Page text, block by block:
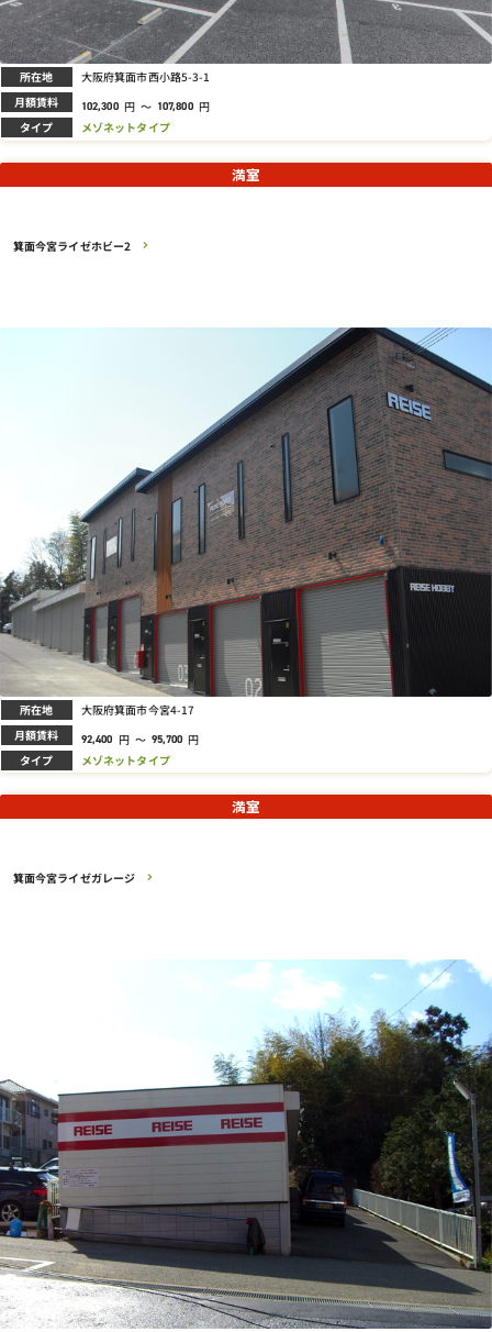
所在地 大阪府箕面市西小路5-3-1
月額賃料 102,300 円 ～ 107,800 円
タイプ メゾネットタイプ
箕面今宮ライゼホビー2
満室
所在地 大阪府箕面市今宮4-17
月額賃料 92,400 円 ～ 95,700 円
タイプ メゾネットタイプ
箕面今宮ライゼガレージ
満室